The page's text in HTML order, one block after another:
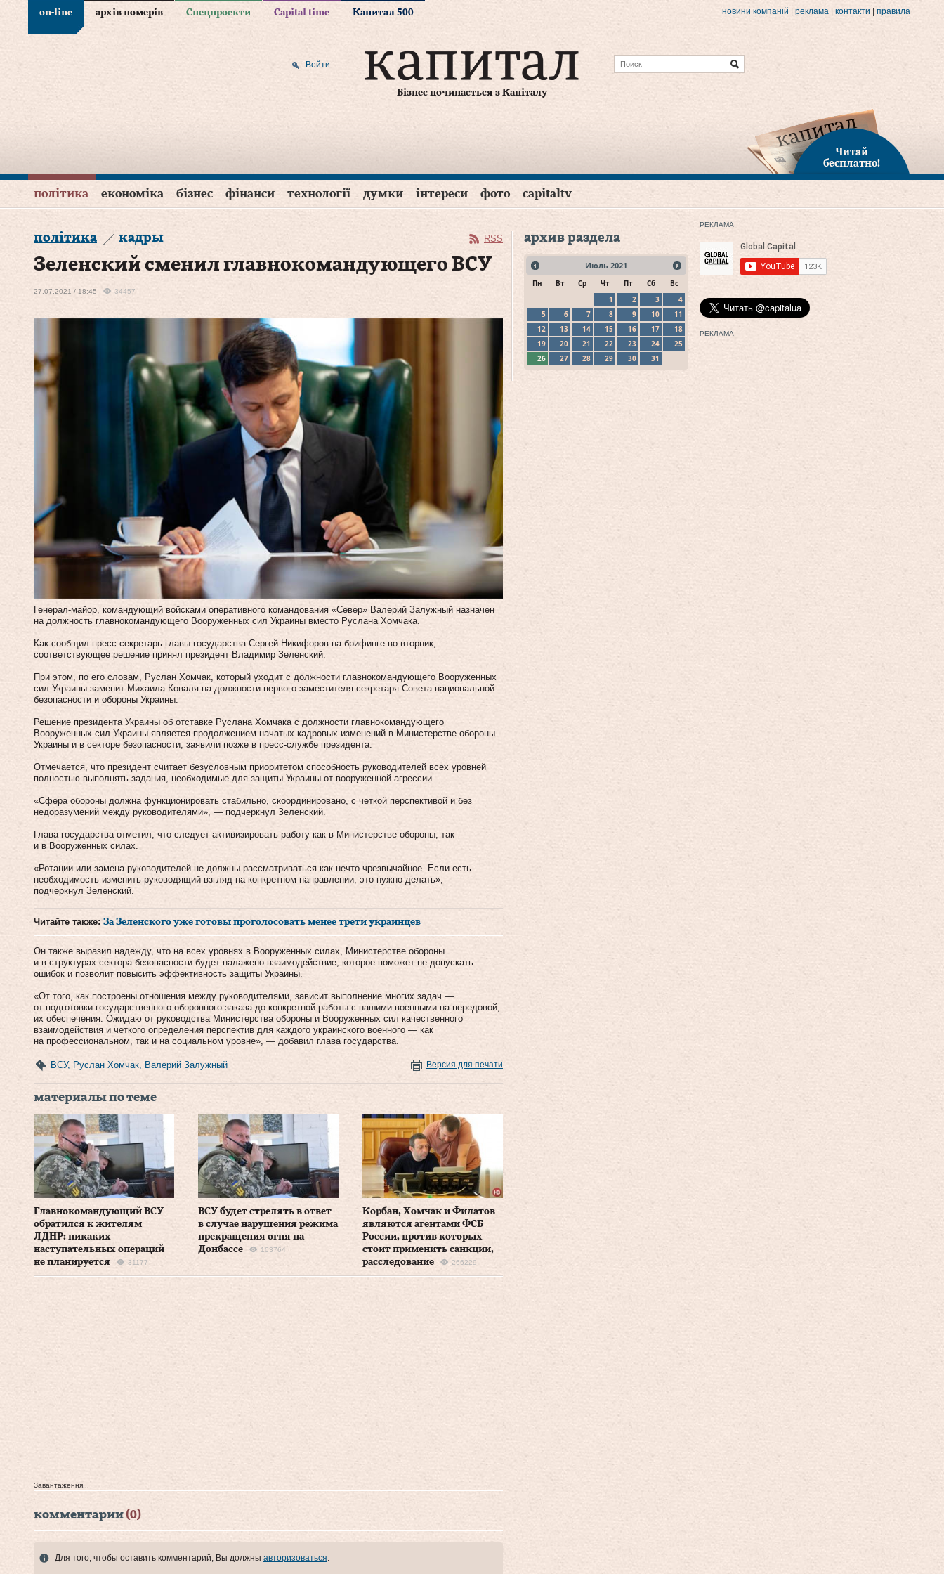
on-line архів номерів Спецпроекти Capital time Капитал 500 новини компаній реклама контакти правила
Бізнес починається з Капіталу
Войти
Читай
бесплатно!
політика економіка бізнес фінанси технології думки інтереси фото capitaltv
політика кадры RSS
Зеленский сменил главнокомандующего ВСУ
27.07.2021 / 18:45 34457
Генерал-майор, командующий войсками оперативного командования «Север» Валерий Залужный назначен
на должность главнокомандующего Вооруженных сил Украины вместо Руслана Хомчака.
Как сообщил пресс-секретарь главы государства Сергей Никифоров на брифинге во вторник,
соответствующее решение принял президент Владимир Зеленский.
При этом, по его словам, Руслан Хомчак, который уходит с должности главнокомандующего Вооруженных
сил Украины заменит Михаила Коваля на должности первого заместителя секретаря Совета национальной
безопасности и обороны Украины.
Решение президента Украины об отставке Руслана Хомчака с должности главнокомандующего
Вооруженных сил Украины является продолжением начатых кадровых изменений в Министерстве обороны
Украины и в секторе безопасности, заявили позже в пресс-службе президента.
Отмечается, что президент считает безусловным приоритетом способность руководителей всех уровней
полностью выполнять задания, необходимые для защиты Украины от вооруженной агрессии.
«Сфера обороны должна функционировать стабильно, скоординировано, с четкой перспективой и без
недоразумений между руководителями», — подчеркнул Зеленский.
Глава государства отметил, что следует активизировать работу как в Министерстве обороны, так
и в Вооруженных силах.
«Ротации или замена руководителей не должны рассматриваться как нечто чрезвычайное. Если есть
необходимость изменить руководящий взгляд на конкретном направлении, это нужно делать», —
подчеркнул Зеленский.
Читайте также: За Зеленского уже готовы проголосовать менее трети украинцев
Он также выразил надежду, что на всех уровнях в Вооруженных силах, Министерстве обороны
и в структурах сектора безопасности будет налажено взаимодействие, которое поможет не допускать
ошибок и позволит повысить эффективность защиты Украины.
«От того, как построены отношения между руководителями, зависит выполнение многих задач —
от подготовки государственного оборонного заказа до конкретной работы с нашими военными на передовой,
их обеспечения. Ожидаю от руководства Министерства обороны и Вооруженных сил качественного
взаимодействия и четкого определения перспектив для каждого украинского военного — как
на профессиональном, так и на социальном уровне», — добавил глава государства.
ВСУ, Руслан Хомчак Валерий Залужный Версия для печати
материалы по теме
Главнокомандующий ВСУ
обратился к жителям
ЛДНР: никаких
наступательных операций
не планируется
31177
ВСУ будет стрелять в ответ
в случае нарушения режима
прекращения огня на
Донбассе
103764
Корбан, Хомчак и Филатов
являются агентами ФСБ
России, против которых
стоит применить санкции, -
расследование
266229
Завантаження...
комментарии(0)
Для того, чтобы оставить комментарий, Вы должны авторизоваться
архив раздела
Июль 2021
Пн Вт Ср Чт Пт Сб
Вс
1
2 3
4
5
6 7 8 9 10
11
12
13 14 15 16 17
18
19
20 21 22 23 24
25
26
27 28 29 30 31
РЕКЛАМА
РЕКЛАМА